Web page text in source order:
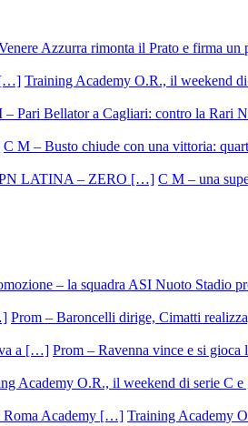
Azzurra rimonta il Prato e firma un
Training Academy O.R., il weekend
– Pari Bellator a Cagliari: contro la Rari
C M – Busto chiude con una vittoria:
C M – una
– la squadra ASI Nuoto Stadio
Prom – Baroncelli dirige, Cimatti
Prom – Ravenna vince e si gioca
Academy O.R., il weekend di serie C
Training Academy